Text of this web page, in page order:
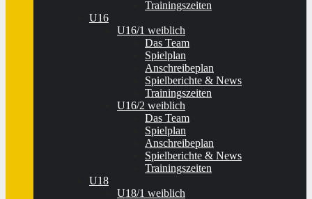
Trainingszeiten
U16
U16/1 weiblich
Das Team
Spielplan
Anschreibeplan
Spielberichte & News
Trainingszeiten
U16/2 weiblich
Das Team
Spielplan
Anschreibeplan
Spielberichte & News
Trainingszeiten
U18
U18/1 weiblich